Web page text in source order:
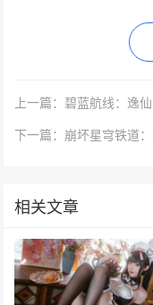
上一篇：碧蓝航线：逸
下一篇：崩坏星穹铁道
相关文章